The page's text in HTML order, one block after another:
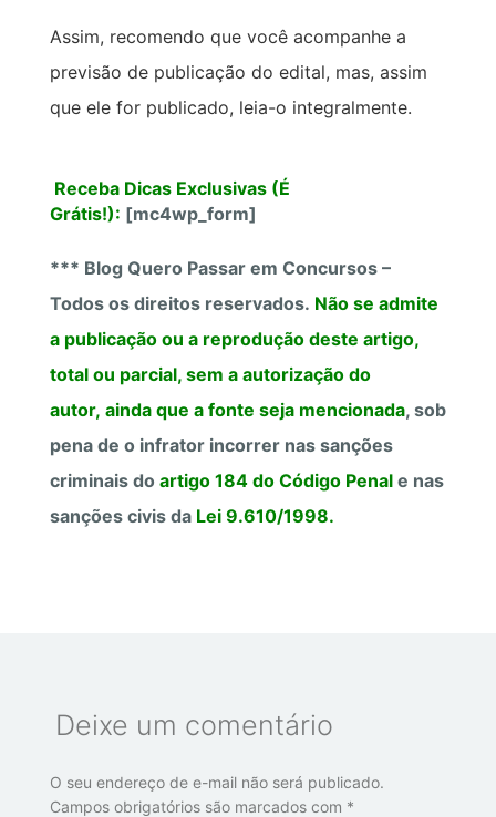
Assim, recomendo que você acompanhe a
previsão de publicação do edital, mas, assim
que ele for publicado, leia-o integralmente.
Receba Dicas Exclusivas (É
Grátis!): [mc4wp_form]
*** Blog Quero Passar em Concursos –
Todos os direitos reservados. Não se admite
a publicação ou a reprodução deste artigo,
total ou parcial, sem a autorização do
autor, ainda que a fonte seja mencionada, sob
pena de o infrator incorrer nas sanções
criminais do artigo 184 do Código Penale nas
sanções civis da Lei 9.610/1998.
Deixe um comentário
O seu endereço de e-mail não será publicado.
Campos obrigatórios são marcados com *